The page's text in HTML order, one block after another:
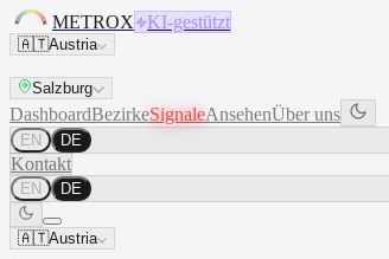
METROX KI-gestützt
🇦🇹Austria
Salzburg
DashboardBezirkeSignaleAnsehenÜber uns
EN DE
Kontakt
EN DE
🇦🇹Austria